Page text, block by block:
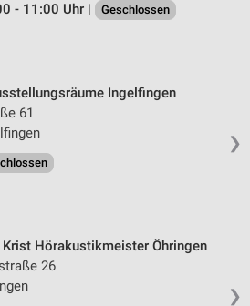
- 11:00 Uhr |
Geschlossen
❯
Ingelfingen
61
❯
Hörakustikmeister Öhringen
26